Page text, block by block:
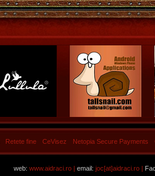
Retete fine CeVisez Netopia Secure Payments
web: www.aidraci.ro | email: joc[at]aidraci.ro |